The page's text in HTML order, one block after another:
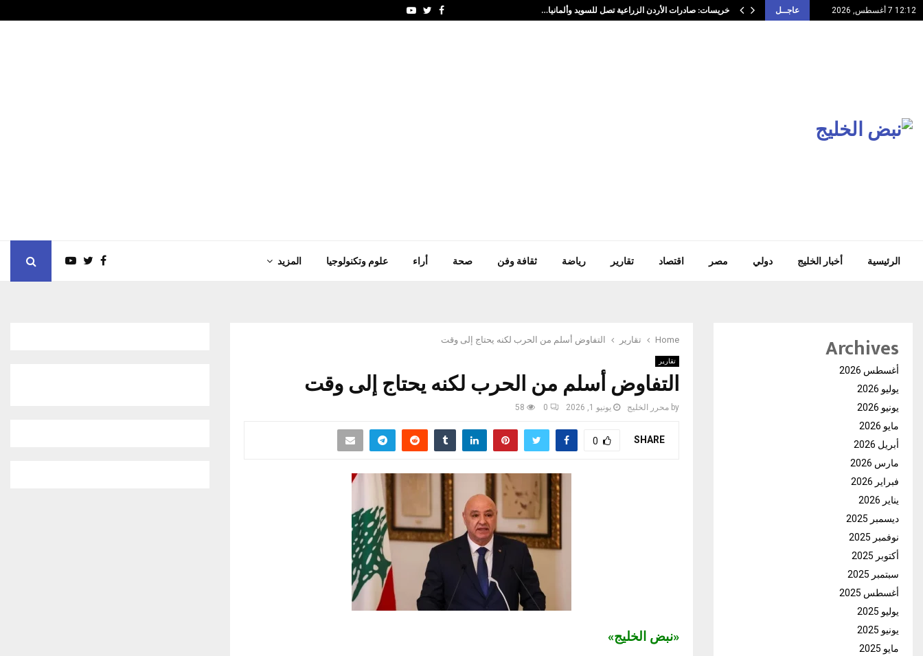
12:12 7 أغسطس, 2026 عاجــل خريسات: صادرات الأردن الزراعية تصل للسويد وألمانيا… Facebook
Twitter
Youtube
الرئيسية أخبار الخليج دولي مصر اقتصاد تقارير رياضة ثقافة وفن صحة أراء علوم وتكنولوجيا المزيد
Home تقارير التفاوض أسلم من الحرب لكنه يحتاج إلى وقت
تقارير
التفاوض أسلم من الحرب لكنه يحتاج إلى وقت
by محرر الخليج يونيو 1, 2026 0
58
SHARE
0
«نبض الخليج»
Archives
أغسطس 2026
يوليو 2026
يونيو 2026
مايو 2026
أبريل 2026
مارس 2026
فبراير 2026
يناير 2026
ديسمبر 2025
نوفمبر 2025
أكتوبر 2025
سبتمبر 2025
أغسطس 2025
يوليو 2025
يونيو 2025
مايو 2025